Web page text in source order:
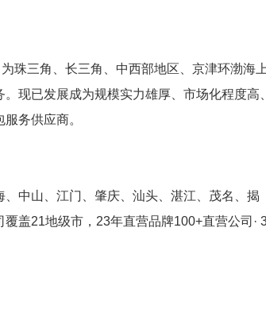
珠三角、长三角、中西部地区、京津环渤海
现已发展成为规模实力雄厚、市场化程度高、
务供应商。
中山、江门、肇庆、汕头、湛江、茂名、揭
盖21地级市，23年直营品牌100+直营公司·